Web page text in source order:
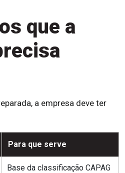
que a
a empresa deve ter
Para que serve
Base da classificação CAPAG